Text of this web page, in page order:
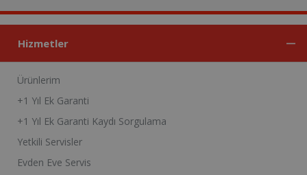
Hizmetler
Ürünlerim
+1 Yıl Ek Garanti
+1 Yıl Ek Garanti Kaydı Sorgulama
Yetkili Servisler
Evden Eve Servis